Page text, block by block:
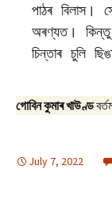
পাঠৰ বিলাস।
অৰণ্যত। কিন্তু
চিন্তাৰ চুলি
গোবিন কুমাৰ খাউণ্ড
July 7, 2022